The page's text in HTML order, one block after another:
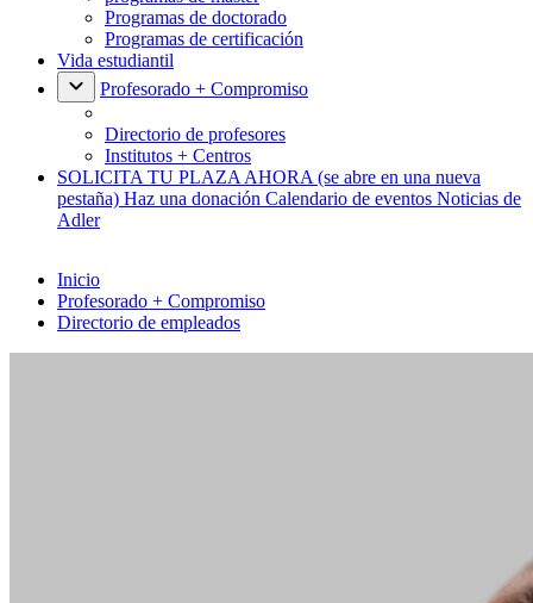
Programas de doctorado
Programas de certificación
Vida estudiantil
Profesorado + Compromiso
Directorio de profesores
Institutos + Centros
SOLICITA TU PLAZA AHORA (se abre en una nueva
pestaña) Haz una donación Calendario de eventos Noticias de
Adler
Inicio
Profesorado + Compromiso
Directorio de empleados